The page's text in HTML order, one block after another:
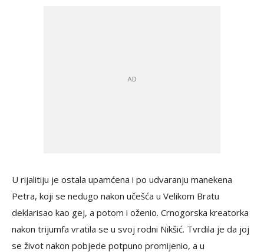
U rijalitiju je ostala upamćena i po udvaranju manekena
Petra, koji se nedugo nakon učešća u Velikom Bratu
deklarisao kao gej, a potom i oženio. Crnogorska kreatorka
nakon trijumfa vratila se u svoj rodni Nikšić. Tvrdila je da joj
se život nakon pobjede potpuno promijenio, a u